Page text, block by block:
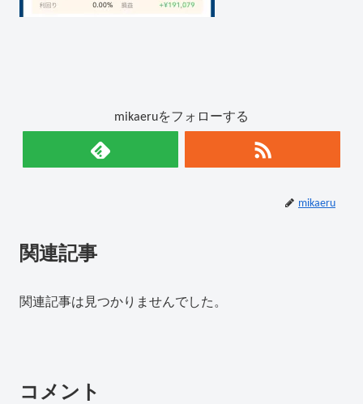
mikaeruをフォローする
mikaeru
関連記事
関連記事は見つかりませんでした。
コメント